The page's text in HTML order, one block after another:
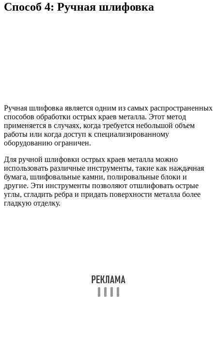
Способ 4: Ручная шлифовка
Ручная шлифовка является одним из самых распространенных
способов обработки острых краев металла. Этот метод
применяется в случаях, когда требуется небольшой объем
работы или когда доступ к специализированному
оборудованию ограничен.
Для ручной шлифовки острых краев металла можно
использовать различные инструменты, такие как наждачная
бумага, шлифовальные камни, полировальные блоки и
другие. Эти инструменты позволяют отшлифовать острые
углы, сгладить ребра и придать поверхности металла более
гладкую отделку.